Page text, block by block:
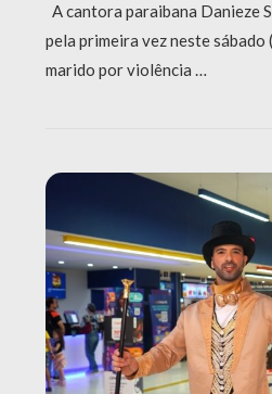
A cantora paraibana Danieze
pela primeira vez neste sábado
marido por violência …